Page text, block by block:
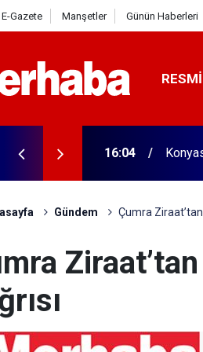
E-Gazete Manşetler Günün Haberleri
16:04
Gündem Çumra Ziraat’tan